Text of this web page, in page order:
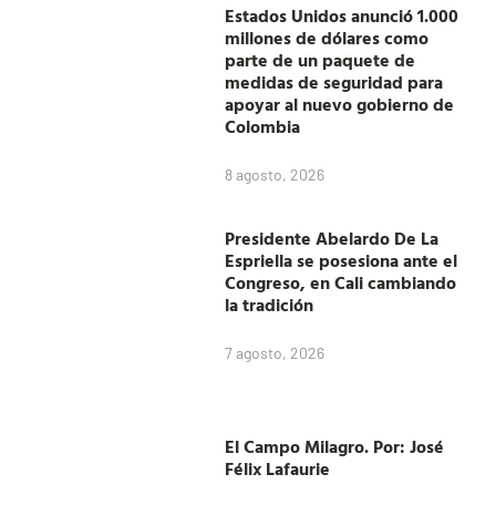
Estados Unidos anunció 1.000
millones de dólares como
parte de un paquete de
medidas de seguridad para
apoyar al nuevo gobierno de
Colombia
8 agosto, 2026
Presidente Abelardo De La
Espriella se posesiona ante el
Congreso, en Cali cambiando
la tradición
7 agosto, 2026
El Campo Milagro. Por: José
Félix Lafaurie